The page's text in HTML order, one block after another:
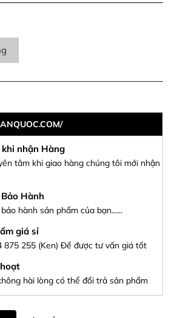
nhận Hàng
tâm khi giao hàng chúng tôi mới nhận
Hành
Chúng tôi sẽ bảo hành sản phẩm của bạn......
giá sỉ
875 255 (Ken) Để được tư vấn giá tốt
hài lòng có thể đổi trả sản phẩm